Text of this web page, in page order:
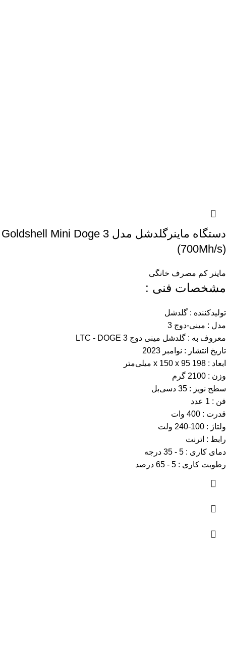
دستگاه ماینرگلدشل مدل Goldshell Mini Doge 3
(700Mh/s)
ماینر کم مصرف خانگی
مشخصات فنی :
تولیدکننده : گلدشل
مدل : مینی-دوج 3
معروف به : گلدشل مینی دوج 3 LTC - DOGE
تاریخ انتشار : نوامبر 2023
ابعاد : 198 x 150 x 95 میلی‌متر
وزن : 2100 گرم
سطح نویز : 35 دسی‌بل
فن : 1 عدد
قدرت : 400 وات
ولتاژ : 100-240 ولت
رابط : اترنت
دمای کاری : 5 - 35 درجه
رطوبت کاری : 5 - 65 درصد